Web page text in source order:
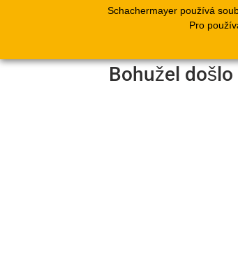
Schachermayer používá
Pro
Bohužel